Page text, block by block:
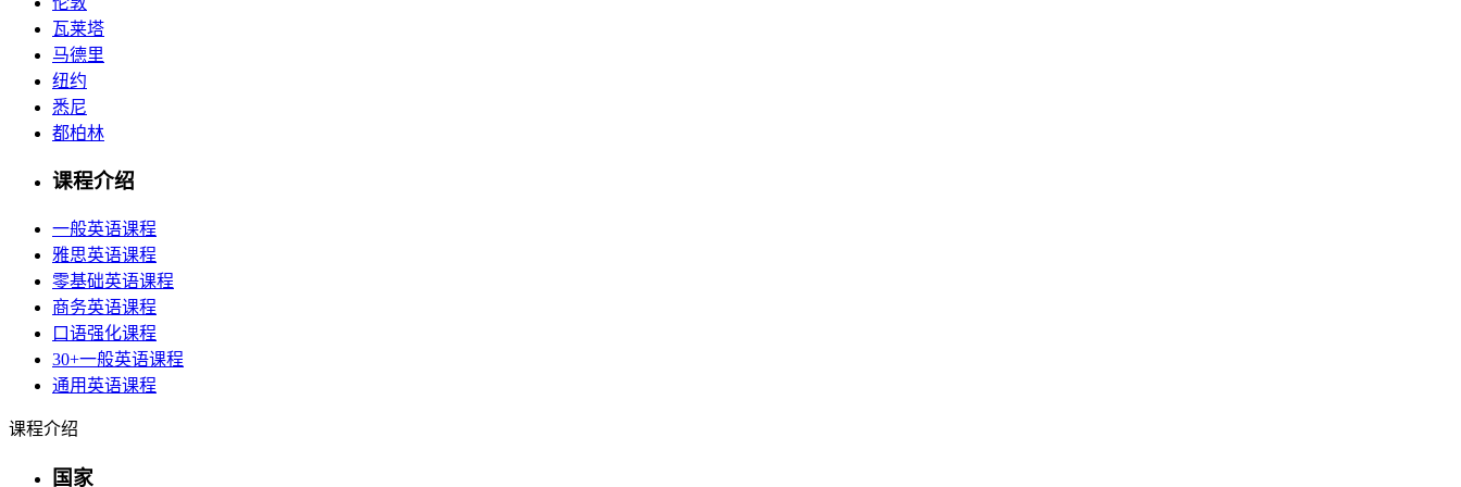
瓦莱塔
马德里
纽约
悉尼
都柏林
课程介绍
一般英语课程
雅思英语课程
零基础英语课程
商务英语课程
口语强化课程
30+一般英语课程
通用英语课程
课程介绍
国家